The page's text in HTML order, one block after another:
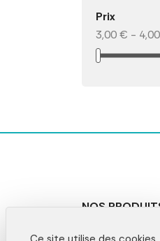
Prix
3,00 € -
NOS